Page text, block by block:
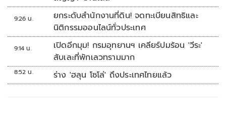
9:26 น.
ยกระดับสำนักงานที่ดิน! จดทะเบียนสิทธิและ
นิติกรรมออนไลน์ทั่วประเทศ
9:14 น.
เปิดอีกมุม! กรมอุทยานฯ เคลียร์ปมร้อน 'วีระ'
สับเละที่พักเลวทรามมาก
8:52 น. ร่าง 'ฮลุน โซโล่' ถึงประเทศไทยแล้ว